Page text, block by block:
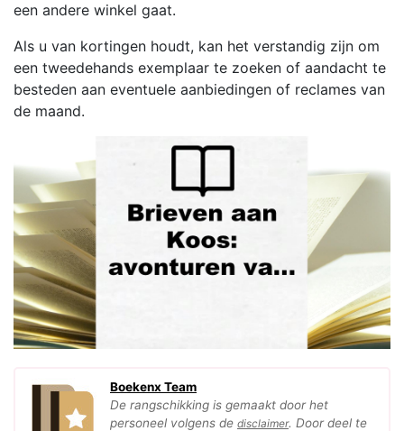
een andere winkel gaat.
Als u van kortingen houdt, kan het verstandig zijn om
een tweedehands exemplaar te zoeken of aandacht te
besteden aan eventuele aanbiedingen of reclames van
de maand.
Boekenx Team
De rangschikking is gemaakt door het
personeel volgens de disclaimer. Door deel te